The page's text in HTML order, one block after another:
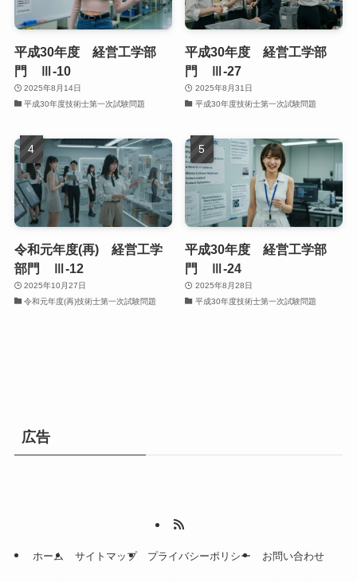
平成30年度 経営工学部
門 Ⅲ-10
2025年8月14日
平成30年度技術士第一次試験問題
平成30年度 経営工学部
門 Ⅲ-27
2025年8月31日
平成30年度技術士第一次試験問題
令和元年度(再) 経営工学
部門 Ⅲ-12
2025年10月27日
令和元年度(再)技術士第一次試験問題
平成30年度 経営工学部
門 Ⅲ-24
2025年8月28日
平成30年度技術士第一次試験問題
広告
ホーム サイトマップ プライバシーポリシー お問い合わせ